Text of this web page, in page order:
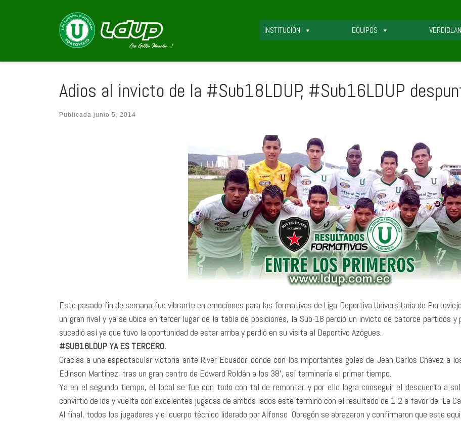
Saltar al contenido
INSTITUCIÓN EQUIPOS
Adios al invicto de la #Sub18LDUP, #Sub16LDUP
Publicada junio 5, 2014
Este pasado fin de semana fue vibrante en emociones para las formativas de Liga Deportiva Universitaria de
un gran rival y ya se ubica en tercer lugar de la tabla de posiciones, la Sub-18 perdió un invicto de catorce partidos y
sucedió así ya que tuvo la oportunidad de estar arriba y perdió en su visita al Deportivo Azógues.
#SUB16LDUP YA ES TERCERO.
Gracias a una espectacular victoria ante River Ecuador, donde con los importantes goles de Jean Carlos Chávez a
Edinson Martínez, tras un gran centro de Edward Roldán a los 38′, así terminaría el primer tiempo.
Ya en el segundo tiempo, el local se fue con todo con tal de remontar, y por ello logra conseguir el descuento a
convirtió de ida y vuelta con excelentes jugadas de ambos lados este terminó con el resultado de 1-2 a favor de “La
Al final, todos los jugadores y el cuerpo técnico liderado por Alfonso Obregón se abrazaron y confirmaron que este